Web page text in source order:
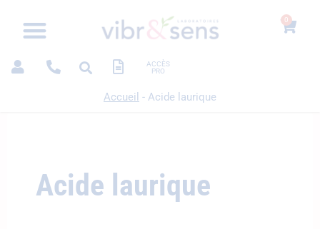
ACCÈS
PRO
0
Accueil - Acide laurique
Acide laurique